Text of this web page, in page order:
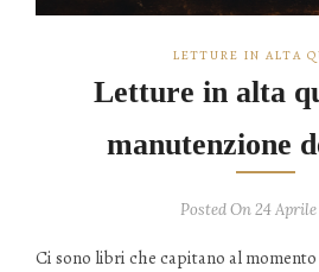
LETTURE IN ALTA
Letture in alta
manutenzione
Posted On 24 Aprile
Ci sono libri che capitano al